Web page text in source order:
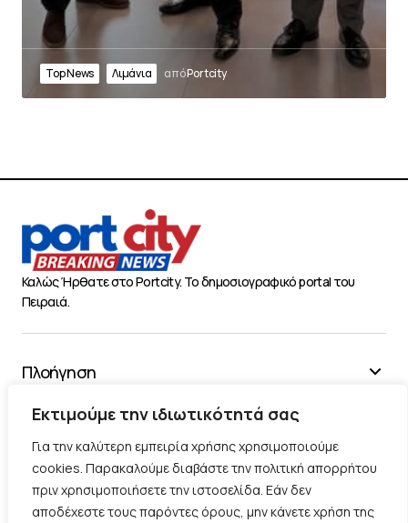
Εκτιμούμε την ιδιωτικότητά σας
Για την καλύτερη εμπειρία χρήσης χρησιμοποιούμε
cookies. Παρακαλούμε διαβάστε την πολιτική απορρήτου
πριν χρησιμοποιήσετε την ιστοσελίδα. Εάν δεν
αποδέχεστε τους παρόντες όρους, μην κάνετε χρήση της
Top News Λιμάνια απόPortcity
Καλώς Ήρθατε στο Portcity. Το δημοσιογραφικό portal του
Πειραιά.
Πλοήγηση
Χρήσιμα
Διάφορα
Ακολουθήστε μας